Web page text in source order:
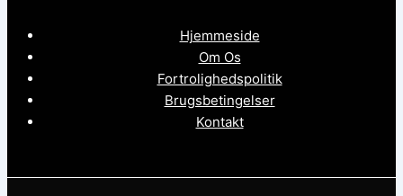
Hjemmeside
Om Os
Fortrolighedspolitik
Brugsbetingelser
Kontakt